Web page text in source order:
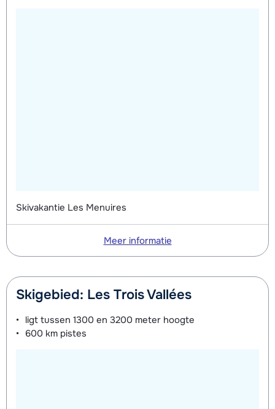
Skivakantie Les Menuires
Meer informatie
Skigebied: Les Trois Vallées
ligt tussen 1300 en 3200 meter hoogte
600 km pistes